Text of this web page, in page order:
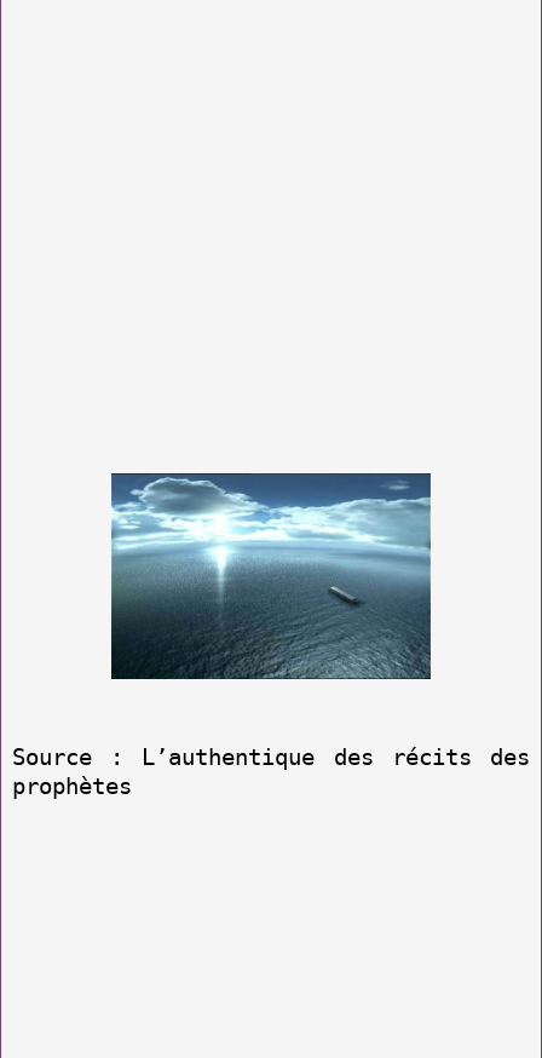
Source : L’authentique des récits des
prophètes